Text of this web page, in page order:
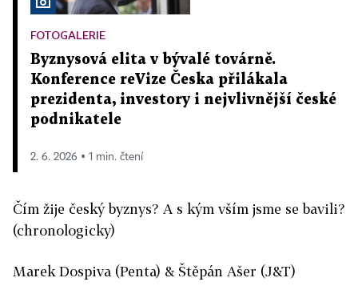
FOTOGALERIE
Byznysová elita v bývalé továrně.
Konference reVize Česka přilákala
prezidenta, investory i nejvlivnější české
podnikatele
2. 6. 2026 ▪ 1 min. čtení
Čím žije český byznys? A s kým vším jsme se bavili?
(chronologicky)
Marek Dospiva (Penta) & Štěpán Ašer (J&T)